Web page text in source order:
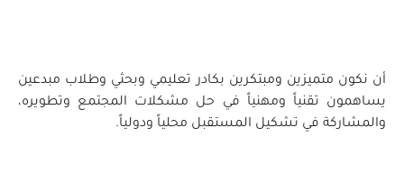
أن نكون متميزين ومبتكرين بكادر تعليمي وبحثي وطلاب مبدعين
يساهمون تقنياً ومهنياً في حل مشكلات المجتمع وتطويره،
والمشاركة في تشكيل المستقبل محلياً ودولياً.